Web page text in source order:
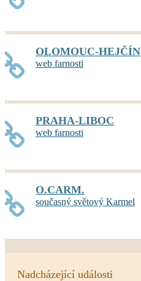
OLOMOUC-HEJČÍN
web farnosti
PRAHA-LIBOC
web farnosti
O.CARM.
současný světový Karmel
Nadcházející události